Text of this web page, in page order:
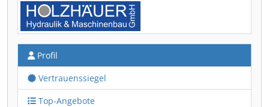
Profil
Vertrauenssiegel
Top-Angebote